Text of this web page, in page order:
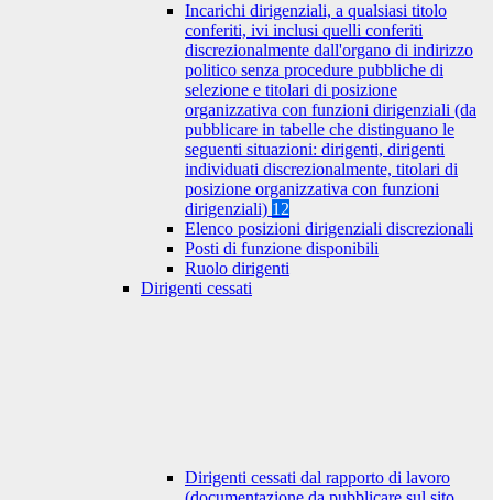
Incarichi dirigenziali, a qualsiasi titolo
conferiti, ivi inclusi quelli conferiti
discrezionalmente dall'organo di indirizzo
politico senza procedure pubbliche di
selezione e titolari di posizione
organizzativa con funzioni dirigenziali (da
pubblicare in tabelle che distinguano le
seguenti situazioni: dirigenti, dirigenti
individuati discrezionalmente, titolari di
posizione organizzativa con funzioni
dirigenziali) 12
Elenco posizioni dirigenziali discrezionali
Posti di funzione disponibili
Ruolo dirigenti
Dirigenti cessati
Dirigenti cessati dal rapporto di lavoro